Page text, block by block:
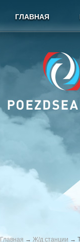
ГЛАВНАЯ
Главная → Ж/д станции →